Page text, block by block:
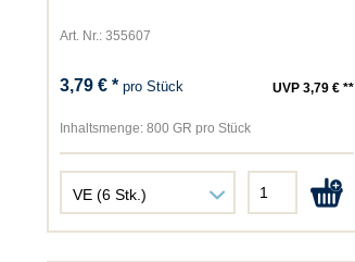
Art. Nr.: 355607
3,79 € * pro Stück UVP 3,79 € **
Inhaltsmenge:800 GR pro Stück